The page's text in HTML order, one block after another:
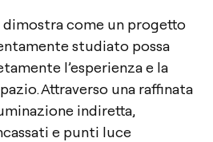
dimostra come un progetto
studiato possa
l’esperienza e la
Attraverso una raffinata
indiretta,
e punti luce